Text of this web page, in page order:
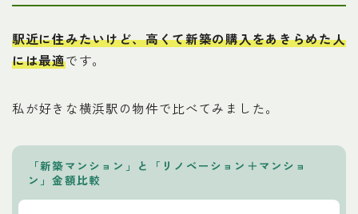
駅近に住みたいけど、高くて新築の購入をあきらめた人
には最適です。
私が好きな横浜駅の物件で比べてみました。
「新築マンション」と「リノベーション＋マンショ
ン」金額比較